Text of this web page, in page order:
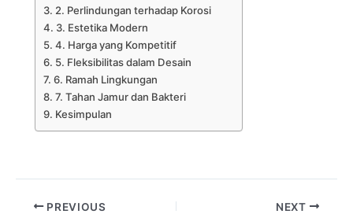
2. Perlindungan terhadap Korosi
3. Estetika Modern
4. Harga yang Kompetitif
5. Fleksibilitas dalam Desain
6. Ramah Lingkungan
7. Tahan Jamur dan Bakteri
Kesimpulan
PREVIOUS NEXT